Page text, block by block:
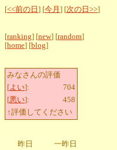
[<<前の日 ] [今月 ] [次の日>>]
[ranking] [new] [random]
[home] [blog]
みなさんの評価
[よい]:
704
[悪い]:
458
↑評価してください
昨日 一昨日